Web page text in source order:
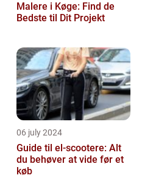
Malere i Køge: Find de
Bedste til Dit Projekt
06 july 2024
Guide til el-scootere: Alt
du behøver at vide før et
køb